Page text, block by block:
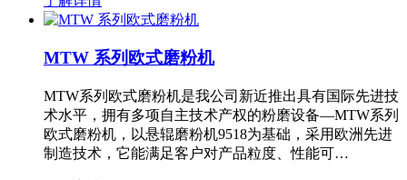
MTW 系列欧式磨粉机
MTW系列欧式磨粉机是我公司新近推出具有国际先进技
术水平，拥有多项自主技术产权的粉磨设备—MTW系列
欧式磨粉机，以悬辊磨粉机9518为基础，采用欧洲先进
制造技术，它能满足客户对产品粒度、性能可…